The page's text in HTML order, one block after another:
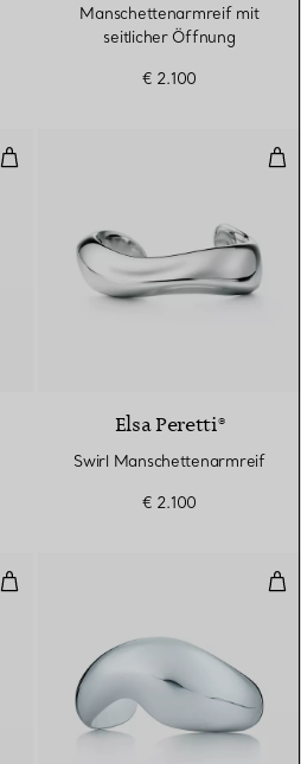
Manschettenarmreif mit
seitlicher Öffnung
€ 2.100
Thumbprint Armreif
Elsa Peretti®
Swirl Manschettenarmreif
€ 2.100
Mittelgroßer Bone Cuff in